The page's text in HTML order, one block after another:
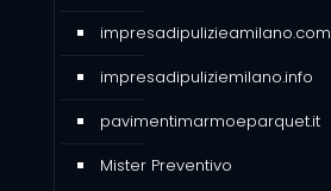
impresadipulizieamilano.com
impresadipuliziemilano.info
pavimentimarmoeparquet.it
Mister Preventivo